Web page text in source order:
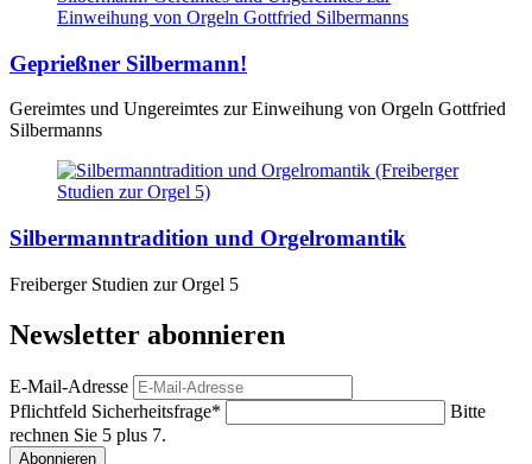
Geprießner Silbermann!
Gereimtes und Ungereimtes zur Einweihung von Orgeln Gottfried
Silbermanns
Silbermanntradition und Orgelromantik
Freiberger Studien zur Orgel 5
Newsletter abonnieren
E-Mail-Adresse
Pflichtfeld Sicherheitsfrage*
Bitte
rechnen Sie 5 plus 7.
Abonnieren